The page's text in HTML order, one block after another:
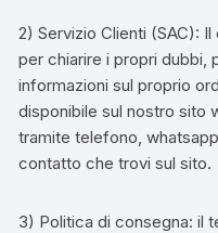
2) Servizio Clienti (SAC):
per chiarire i propri dubbi,
informazioni sul proprio
disponibile sul nostro sito
tramite telefono,
contatto che trovi sul sito.
3) Politica di consegna: il